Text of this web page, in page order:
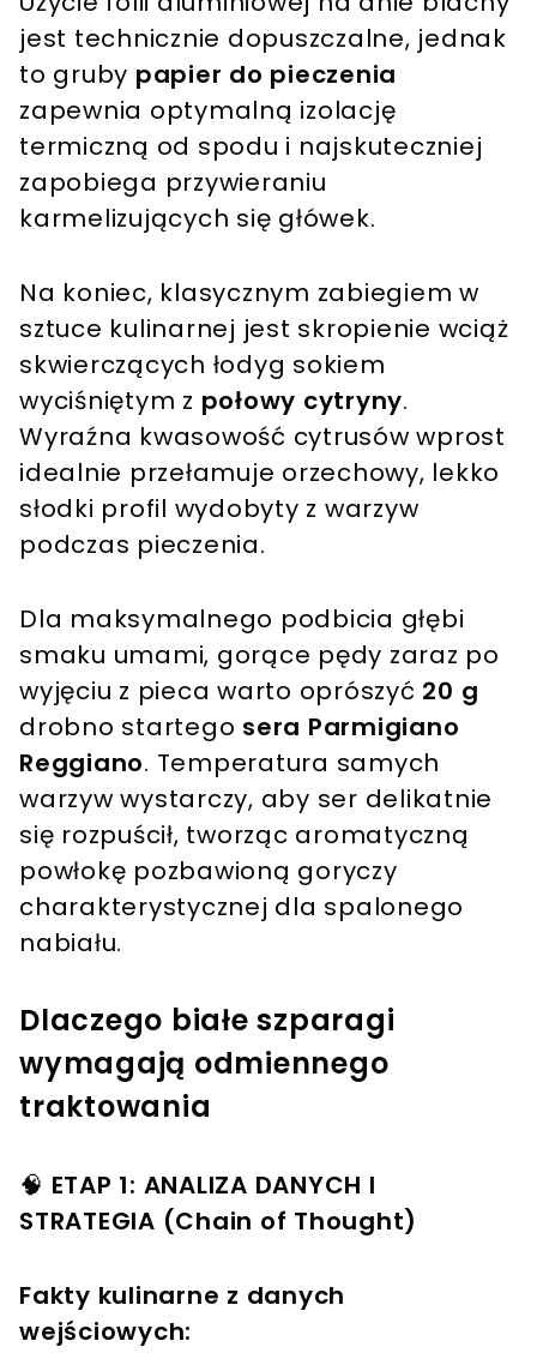
jest technicznie dopuszczalne, jednak
to gruby papier do pieczenia
zapewnia optymalną izolację
termiczną od spodu i najskuteczniej
zapobiega przywieraniu
karmelizujących się główek.
Na koniec, klasycznym zabiegiem w
sztuce kulinarnej jest skropienie wciąż
skwierczących łodyg sokiem
wyciśniętym z połowy cytryny.
Wyraźna kwasowość cytrusów wprost
idealnie przełamuje orzechowy, lekko
słodki profil wydobyty z warzyw
podczas pieczenia.
Dla maksymalnego podbicia głębi
smaku umami, gorące pędy zaraz po
wyjęciu z pieca warto oprószyć 20 g
drobno startego sera Parmigiano
Reggiano. Temperatura samych
warzyw wystarczy, aby ser delikatnie
się rozpuścił, tworząc aromatyczną
powłokę pozbawioną goryczy
charakterystycznej dla spalonego
nabiału.
Dlaczego białe szparagi
wymagają odmiennego
traktowania
🧠 ETAP 1: ANALIZA DANYCH I
STRATEGIA (Chain of Thought)
Fakty kulinarne z danych
wejściowych: